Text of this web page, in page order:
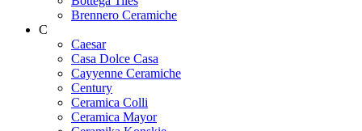
Brennero Ceramiche
C
Caesar
Casa Dolce Casa
Cayyenne Ceramiche
Century
Ceramica Colli
Ceramica Mayor